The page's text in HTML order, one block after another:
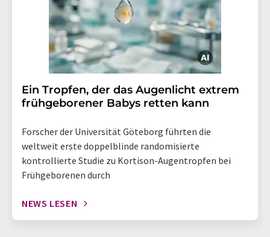
Ein Tropfen, der das Augenlicht extrem
frühgeborener Babys retten kann
Forscher der Universität Göteborg führten die
weltweit erste doppelblinde randomisierte
kontrollierte Studie zu Kortison-Augentropfen bei
Frühgeborenen durch
NEWS LESEN